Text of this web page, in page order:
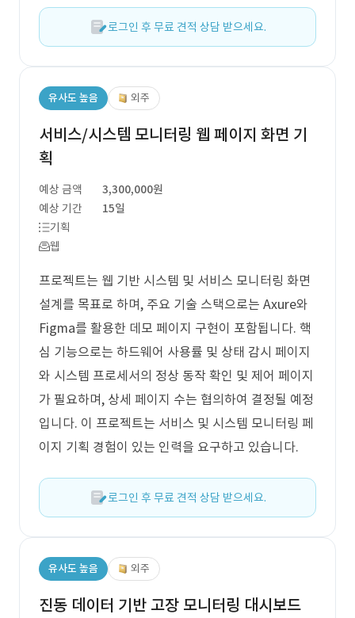
로그인 후 무료 견적 상담 받으세요.
유사도 높음 외주
서비스/시스템 모니터링 웹 페이지 화면 기
획
예상 금액
3,300,000원
예상 기간
15일
기획
웹
프로젝트는 웹 기반 시스템 및 서비스 모니터링 화면
설계를 목표로 하며, 주요 기술 스택으로는 Axure와
Figma를 활용한 데모 페이지 구현이 포함됩니다. 핵
심 기능으로는 하드웨어 사용률 및 상태 감시 페이지
와 시스템 프로세서의 정상 동작 확인 및 제어 페이지
가 필요하며, 상세 페이지 수는 협의하여 결정될 예정
입니다. 이 프로젝트는 서비스 및 시스템 모니터링 페
이지 기획 경험이 있는 인력을 요구하고 있습니다.
로그인 후 무료 견적 상담 받으세요.
유사도 높음 외주
진동 데이터 기반 고장 모니터링 대시보드